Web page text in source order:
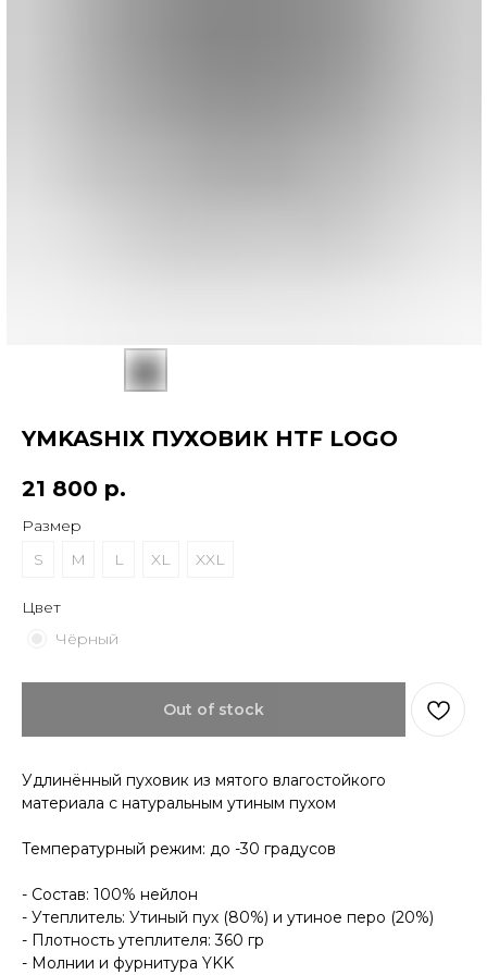
YMKASHIX ПУХОВИК HTF LOGO
21 800 р.
Размер
S
M L XL XXL
Цвет
Чёрный
Out of stock
Удлинённый пуховик из мятого влагостойкого
материала с натуральным утиным пухом
Температурный режим: до -30 градусов
- Состав: 100% нейлон
- Утеплитель: Утиный пух (80%) и утиное перо (20%)
- Плотность утеплителя: 360 гр
- Молнии и фурнитура YKK
ДОСТАВКА